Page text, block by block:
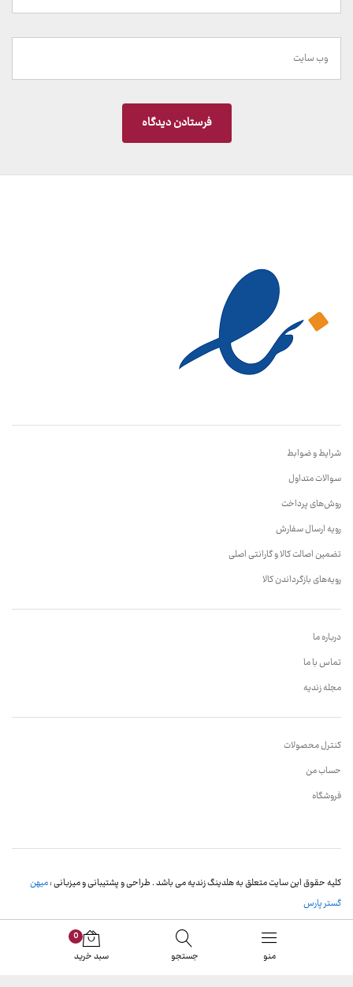
شرایط و ضوابط
سوالات متداول
روش‌های پرداخت
رویه ارسال سفارش
تضمین اصالت کالا و گارانتی اصلی
رویه‌های بازگرداندن کالا
درباره ما
تماس با ما
مجله زندیه
کنترل محصولات
حساب من
فروشگاه
کلیه حقوق این سایت متعلق به هلدینگ زندیه می باشد . طراحی و پشتیبانی و میزبانی :میهن
گستر پارس
منو جستجو
0
سبد خرید